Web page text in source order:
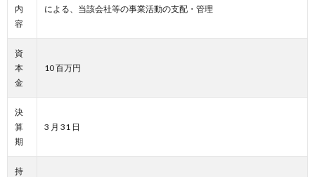
内
容
による、当該会社等の事業活動の支配・管理
資
本
金
10 百万円
決
算
期
3 月 31 日
持